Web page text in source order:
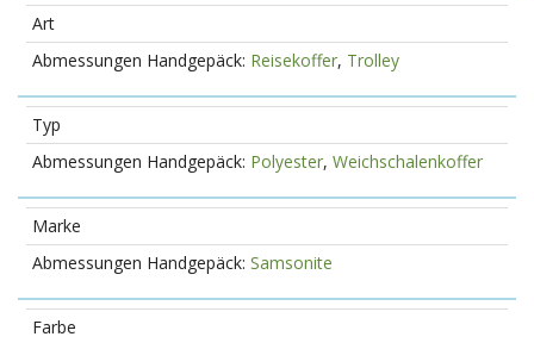
Art
Reisekoffer, Trolley
Typ
Polyester, Weichschalenkoffer
Marke
Samsonite
Farbe